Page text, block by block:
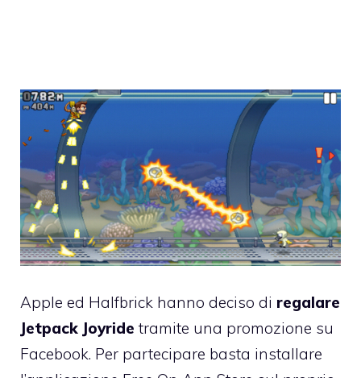
Apple ed Halfbrick hanno deciso di regalare
Jetpack Joyride tramite una promozione su
Facebook. Per partecipare basta installare